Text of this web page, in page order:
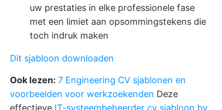
uw prestaties in elke professionele fase
met een limiet aan opsommingstekens die
toch indruk maken
Dit sjabloon downloaden
Ook lezen: 7 Engineering CV sjablonen en
voorbeelden voor werkzoekenden Deze